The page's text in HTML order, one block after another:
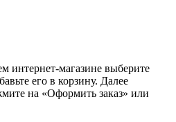
интернет-магазине выберите
его в корзину. Далее
на «Оформить заказ» или